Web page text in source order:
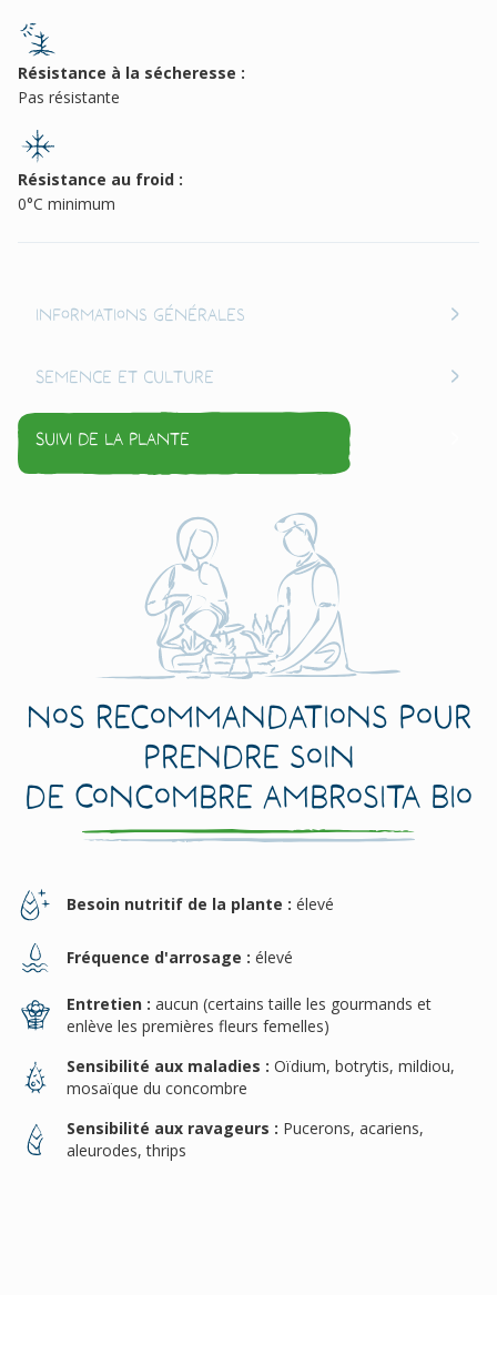
Résistance à la sécheresse :
Pas résistante
Résistance au froid :
0°C minimum
Informations générales
Semence et culture
Suivi de la plante
Nos recommandations pour
prendre soin
de Concombre Ambrosita Bio
Besoin nutritif de la plante : élevé
Fréquence d'arrosage : élevé
Entretien : aucun (certains taille les gourmands et
enlève les premières fleurs femelles)
Sensibilité aux maladies : Oïdium, botrytis, mildiou,
mosaïque du concombre
Sensibilité aux ravageurs : Pucerons, acariens,
aleurodes, thrips